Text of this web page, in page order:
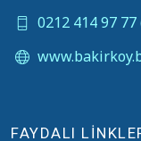
0212 414 97
FAYDALI